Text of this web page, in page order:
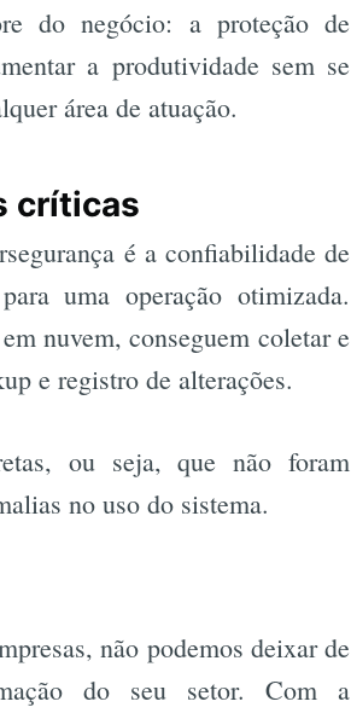
do negócio: a proteção de
a produtividade sem se
área de atuação.
críticas
é a confiabilidade de
uma operação otimizada.
nuvem, conseguem coletar e
e registro de alterações.
ou seja, que não foram
no uso do sistema.
não podemos deixar de
do seu setor. Com a
Buscar